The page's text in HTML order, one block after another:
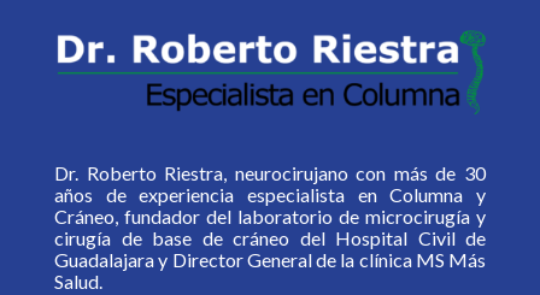
Dr. Roberto Riestra, neurocirujano con más de 30
años de experiencia especialista en Columna y
Cráneo, fundador del laboratorio de microcirugía y
cirugía de base de cráneo del Hospital Civil de
Guadalajara y Director General de la clínica MS Más
Salud.